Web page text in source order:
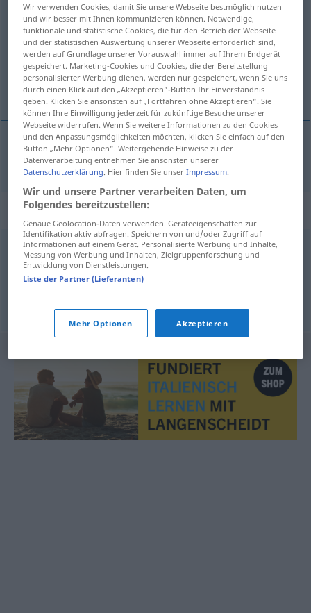
nefando [neˈfando]adj
Übersicht aller Übersetzungen
(Für mehr Details die Übersetzung anklicken/antippen)
frevel, frevelhaft
frevel,frevelhaft nefando
Synonyme für "nefando"
abominevole,criminale,empio,ignobile,infame,
infausto,obbrobrioso,scellerato
© Thesauro italiano
Wir verwenden Cookies, damit Sie unsere Webseite bestmöglich nutzen
und wir besser mit Ihnen kommunizieren können. Notwendige,
funktionale und statistische Cookies, die für den Betrieb der Webseite
und der statistischen Auswertung unserer Webseite erforderlich sind,
werden auf Grundlage unserer Vorauswahl immer auf Ihrem Endgerät
gespeichert. Marketing-Cookies und Cookies, die der Bereitstellung
personalisierter Werbung dienen, werden nur gespeichert, wenn Sie uns
durch einen Klick auf den „Akzeptieren“-Button Ihr Einverständnis
geben. Klicken Sie ansonsten auf „Fortfahren ohne Akzeptieren“. Sie
können Ihre Einwilligung jederzeit für zukünftige Besuche unserer
Webseite widerrufen. Wenn Sie weitere Informationen zu den Cookies
und den Anpassungsmöglichkeiten möchten, klicken Sie einfach auf den
Button „Mehr Optionen“. Weitergehende Hinweise zu der
Datenverarbeitung entnehmen Sie ansonsten unserer
Datenschutzerklärung. Hier finden Sie unserImpressum.
Wir und unsere Partner verarbeiten Daten, um
Folgendes bereitzustellen:
Genaue Geolocation-Daten verwenden. Geräteeigenschaften zur
Identifikation aktiv abfragen. Speichern von und/oder Zugriff auf
Informationen auf einem Gerät. Personalisierte Werbung und Inhalte,
Messung von Werbung und Inhalten, Zielgruppenforschung und
Entwicklung von Dienstleistungen.
Liste der Partner (Lieferanten)
Mehr Optionen Akzeptieren